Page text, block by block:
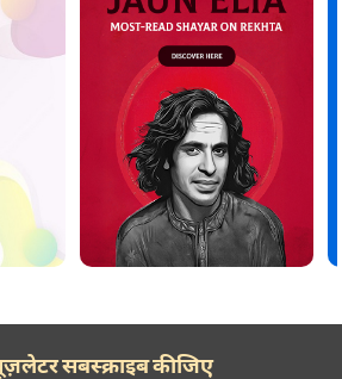
सबस्क्राइब कीजिए